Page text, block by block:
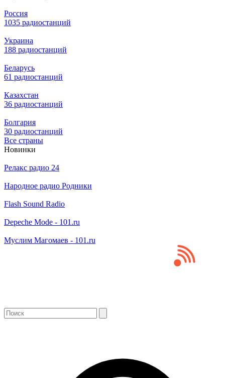
Россия
1035 радиостанций
Украина
188 радиостанций
Беларусь
61 радиостанций
Казахстан
36 радиостанций
Болгария
30 радиостанций
Все страны
Новинки
Релакс радио 24
Народное радио Родники
Flash Sound Radio
Depeche Mode - 101.ru
Муслим Магомаев - 101.ru